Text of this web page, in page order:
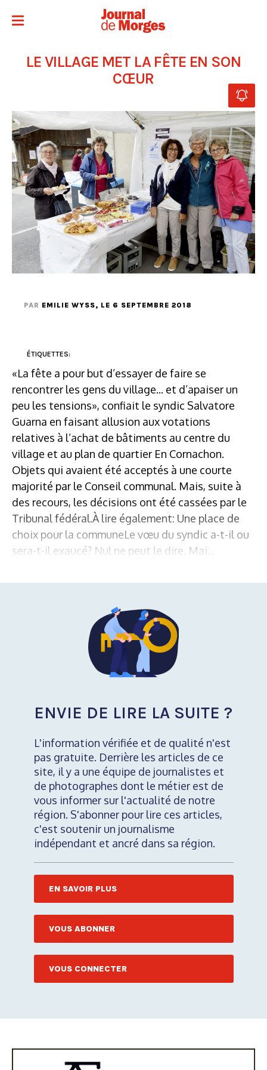
LE VILLAGE MET LA FÊTE EN SON
CŒUR
PAR EMILIE WYSS, LE 6 SEPTEMBRE 2018
ÉTIQUETTES:
«La fête a pour but d’essayer de faire se
rencontrer les gens du village... et d’apaiser un
peu les tensions», confiait le syndic Salvatore
Guarna en faisant allusion aux votations
relatives à l’achat de bâtiments au centre du
village et au plan de quartier En Cornachon.
Objets qui avaient été acceptés à une courte
majorité par le Conseil communal. Mais, suite à
des recours, les décisions ont été cassées par le
Tribunal fédéral.À lire également: Une place de
choix pour la communeLe vœu du syndic a-t-il ou
sera-t-il exaucé? Nul ne peut le dire. Mai...
ENVIE DE LIRE LA SUITE ?
L'information vérifiée et de qualité n'est
pas gratuite. Derrière les articles de ce
site, il y a une équipe de journalistes et
de photographes dont le métier est de
vous informer sur l'actualité de notre
région. S'abonner pour lire ces articles,
c'est soutenir un journalisme
indépendant et ancré dans sa région.
EN SAVOIR PLUS
VOUS ABONNER
VOUS CONNECTER